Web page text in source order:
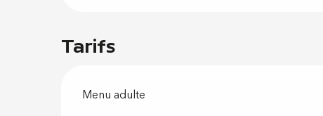
Tarifs
Menu adulte